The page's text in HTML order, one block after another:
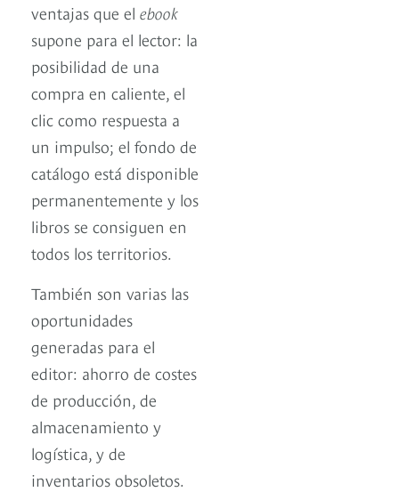
ventajas que el ebook
supone para el lector: la
posibilidad de una
compra en caliente, el
clic como respuesta a
un impulso; el fondo de
catálogo está disponible
permanentemente y los
libros se consiguen en
todos los territorios.
También son varias las
oportunidades
generadas para el
editor: ahorro de costes
de producción, de
almacenamiento y
logística, y de
inventarios obsoletos.